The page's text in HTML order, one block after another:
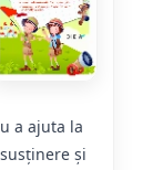
a ajuta la
și